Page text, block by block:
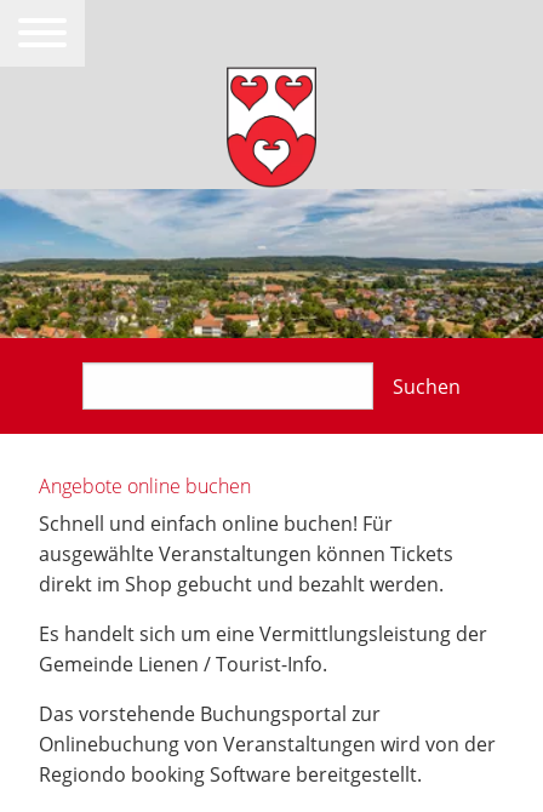
Suchen
Angebote online buchen
Schnell und einfach online buchen! Für
ausgewählte Veranstaltungen können Tickets
direkt im Shop gebucht und bezahlt werden.
Es handelt sich um eine Vermittlungsleistung der
Gemeinde Lienen / Tourist-Info.
Das vorstehende Buchungsportal zur
Onlinebuchung von Veranstaltungen wird von der
Regiondo booking Software bereitgestellt.